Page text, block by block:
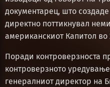
документарец, што
директно поттикнувал
американскиот Капитол во
Поради контроверзноста
контроверзното
генералниот директор на